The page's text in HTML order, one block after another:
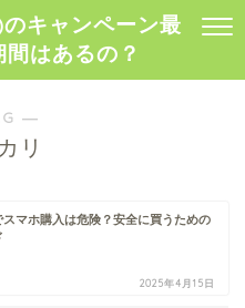
キャンペーン最
はあるの？
―
リ
スマホ購入は危険？安全に買うための
2025年4月15日